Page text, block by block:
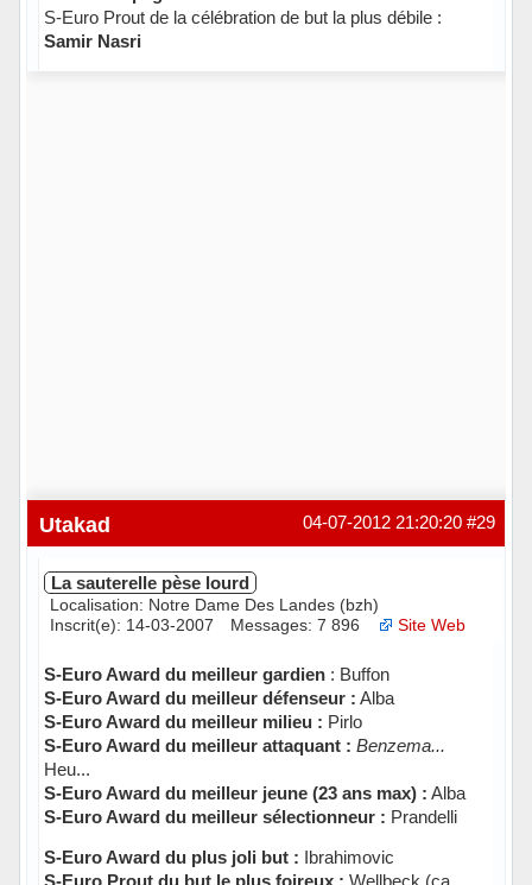
S-Euro Prout de la célébration de but la plus débile :
Samir Nasri
#29
04-07-2012 21:20:20
Utakad
La sauterelle pèse lourd
Localisation: Notre Dame Des Landes (bzh)
Inscrit(e): 14-03-2007
Messages: 7 896 Site Web
S-Euro Award du meilleur gardien: Buffon
S-Euro Award du meilleur défenseur : Alba
S-Euro Award du meilleur milieu : Pirlo
S-Euro Award du meilleur attaquant : Benzema...
Heu...
S-Euro Award du meilleur jeune (23 ans max) : Alba
S-Euro Award du meilleur sélectionneur : Prandelli
S-Euro Award du plus joli but : Ibrahimovic
S-Euro Prout du but le plus foireux : Wellbeck (ça